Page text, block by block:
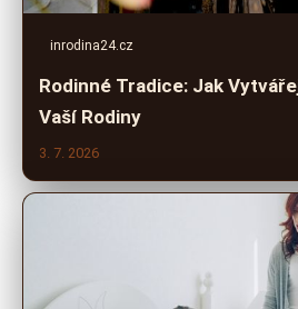
inrodina24.cz
Rodinné Tradice: Jak
Vaší Rodiny
3. 7. 2026